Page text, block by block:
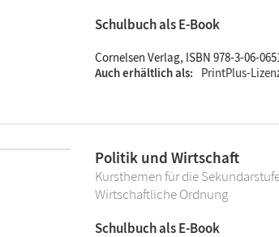
Schulbuch als E-Book
Cornelsen Verlag, ISBN 978-3-06-
Auch erhältlich als
PrintPlus-
Politik und Wirtschaft
Kursthemen für die
Wirtschaftliche Ordnung
Schulbuch als E-Book